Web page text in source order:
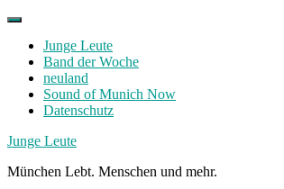
Skip
contentJunge Leute
Band der Woche
neuland
Sound of Munich Now
Datenschutz
Facebook
Twitter
Instagram
Junge Leute
München Lebt. Menschen und mehr.